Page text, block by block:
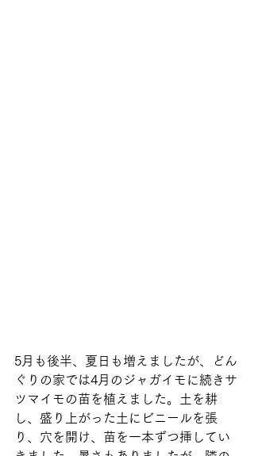
5月も後半、夏日も増えましたが、どん
ぐりの家では4月のジャガイモに続きサ
ツマイモの苗を植えました。土を耕
し、盛り上がった土にビニールを張
り、穴を開け、苗を一本ずつ挿してい